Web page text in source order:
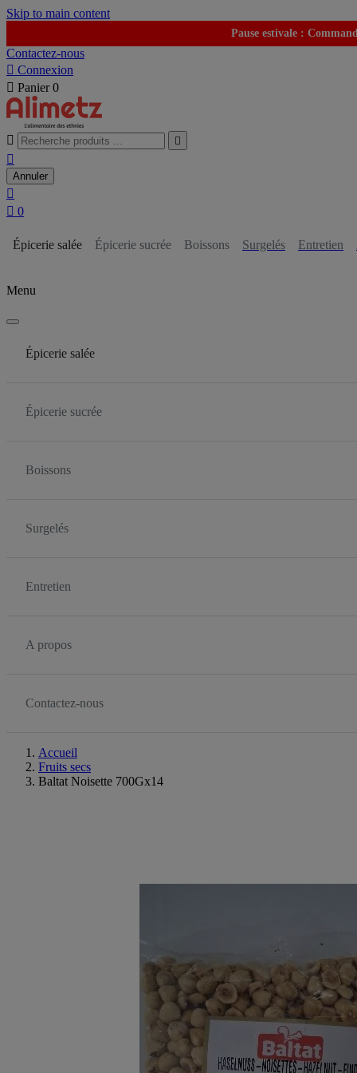
Skip to main content
Pause estivale :
Contactez-nous
 Connexion
 Panier 0
 

Annuler

 0
Épicerie salée Épicerie sucrée Boissons Surgelés Entretien
Menu
Épicerie salée
Épicerie sucrée
Boissons
Surgelés
Entretien
A propos
Contactez-nous
Accueil
Fruits secs
Baltat Noisette 700Gx14